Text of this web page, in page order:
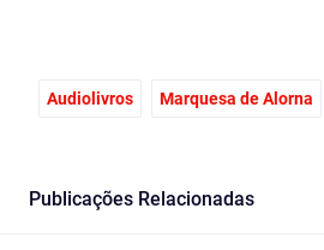
Audiolivros Marquesa de Alorna
Publicações Relacionadas